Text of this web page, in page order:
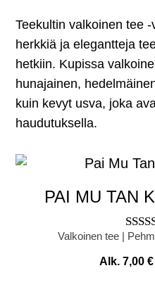
Teekultin valkoinen tee
herkkiä ja elegantteja
hetkiin. Kupissa
hunajainen,
kuin kevyt usva, joka
haudutuksella.
PAI MU TAN
Valkoinen tee |
Alk. 7,00 €